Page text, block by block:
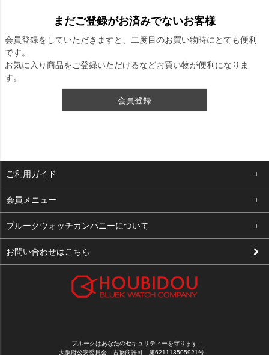
まだご登録がお済みでないお客様
会員登録をしていただきますと、二度目のお買い物時にとても便利
です。
お気に入り商品をご登録いただけるなどお買い物が便利になりま
す。
会員登録
ご利用ガイド
よくある質問
支払い・送料
修理依頼
会員メニュー
ログイン
お気に入り
ブルークウォッチカンパニーについて
会社概要
お問い合わせはこちら
ブルークはあなたのセキュリティーを守ります
大阪府公安委員会 古物商許可 第621113505921号